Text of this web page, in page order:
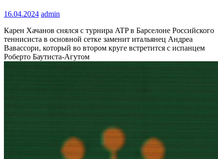
16.04.2024 admin
Карен Хачанов снялся с турнира ATP в Барселоне Российского
теннисиста в основной сетке заменит итальянец Андреа
Вавассори, который во втором круге встретится с испанцем
Роберто Баутиста-Агутом